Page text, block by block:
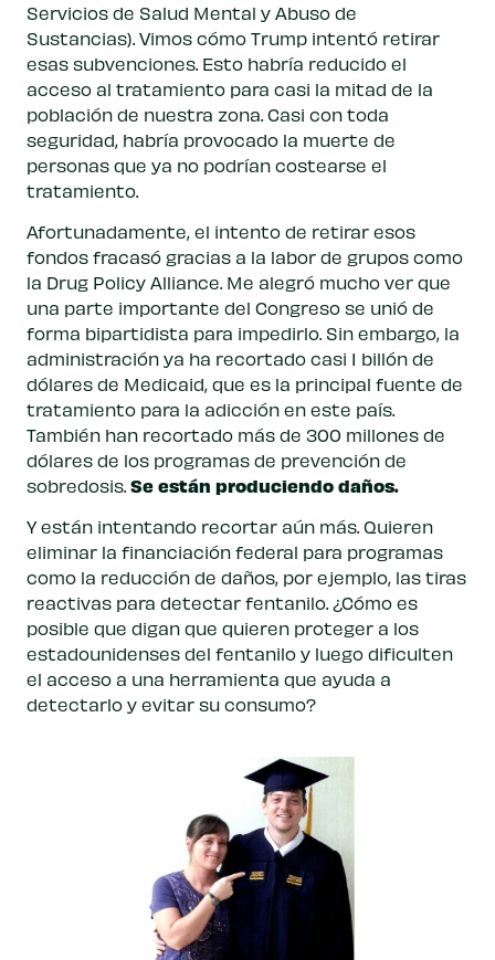
Servicios de Salud Mental y Abuso de
Sustancias). Vimos cómo Trump intentó retirar
esas subvenciones. Esto habría reducido el
acceso al tratamiento para casi la mitad de la
población de nuestra zona. Casi con toda
seguridad, habría provocado la muerte de
personas que ya no podrían costearse el
tratamiento.
Afortunadamente, el intento de retirar esos
fondos fracasó gracias a la labor de grupos como
la Drug Policy Alliance. Me alegró mucho ver que
una parte importante del Congreso se unió de
forma bipartidista para impedirlo. Sin embargo, la
administración ya ha recortado casi 1 billón de
dólares de Medicaid, que es la principal fuente de
tratamiento para la adicción en este país.
También han recortado más de 300 millones de
dólares de los programas de prevención de
sobredosis. Se están produciendo daños.
Y están intentando recortar aún más. Quieren
eliminar la financiación federal para programas
como la reducción de daños, por ejemplo, las tiras
reactivas para detectar fentanilo. ¿Cómo es
posible que digan que quieren proteger a los
estadounidenses del fentanilo y luego dificulten
el acceso a una herramienta que ayuda a
detectarlo y evitar su consumo?